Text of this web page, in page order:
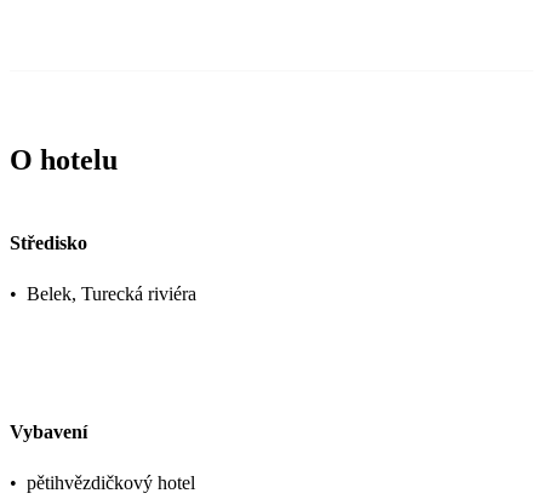
O hotelu
Středisko
• Belek, Turecká riviéra
Vybavení
• pětihvězdičkový hotel